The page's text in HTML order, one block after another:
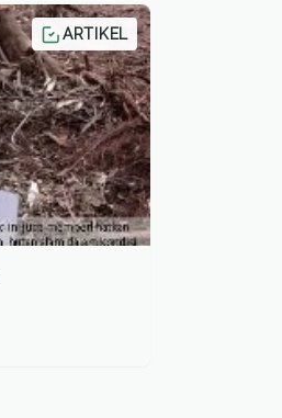
ARTIKEL